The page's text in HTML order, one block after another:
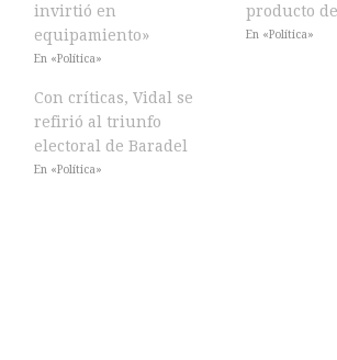
invirtió en
equipamiento»
En «Política»
producto
En «Política»
Con críticas, Vidal se
refirió al triunfo
electoral de Baradel
En «Política»